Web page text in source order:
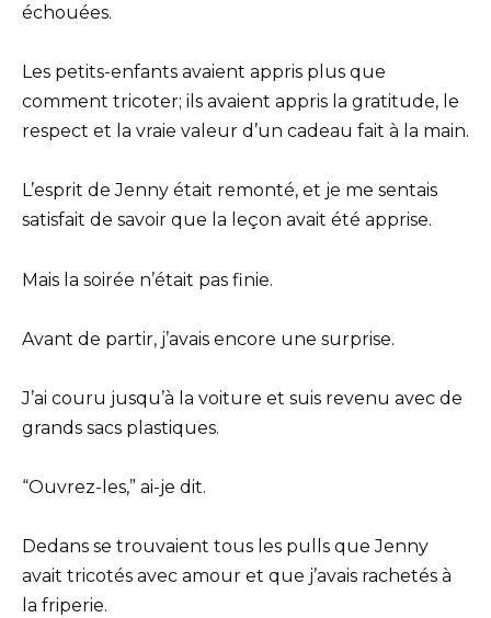
échouées.
Les petits-enfants avaient appris plus que
comment tricoter; ils avaient appris la gratitude, le
respect et la vraie valeur d’un cadeau fait à la main.
L’esprit de Jenny était remonté, et je me sentais
satisfait de savoir que la leçon avait été apprise.
Mais la soirée n’était pas finie.
Avant de partir, j’avais encore une surprise.
J’ai couru jusqu’à la voiture et suis revenu avec de
grands sacs plastiques.
“Ouvrez-les,” ai-je dit.
Dedans se trouvaient tous les pulls que Jenny
avait tricotés avec amour et que j’avais rachetés à
la friperie.